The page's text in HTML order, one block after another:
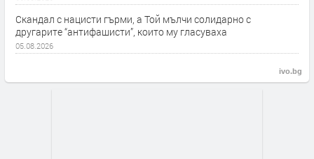
Скандал с нацисти гърми, а Той мълчи солидарно с
другарите “антифашисти”, които му гласуваха
05.08.2026
ivo.bg